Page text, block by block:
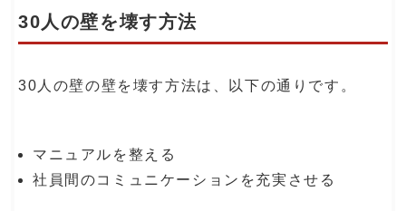
30人の壁を壊す方法
30人の壁の壁を壊す方法は、以下の通りです。
マニュアルを整える
社員間のコミュニケーションを充実させる